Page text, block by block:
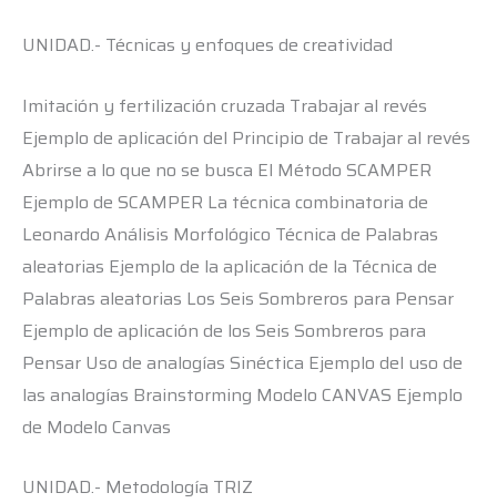
UNIDAD.- Técnicas y enfoques de creatividad
Imitación y fertilización cruzada Trabajar al revés
Ejemplo de aplicación del Principio de Trabajar al revés
Abrirse a lo que no se busca El Método SCAMPER
Ejemplo de SCAMPER La técnica combinatoria de
Leonardo Análisis Morfológico Técnica de Palabras
aleatorias Ejemplo de la aplicación de la Técnica de
Palabras aleatorias Los Seis Sombreros para Pensar
Ejemplo de aplicación de los Seis Sombreros para
Pensar Uso de analogías Sinéctica Ejemplo del uso de
las analogías Brainstorming Modelo CANVAS Ejemplo
de Modelo Canvas
UNIDAD.- Metodología TRIZ